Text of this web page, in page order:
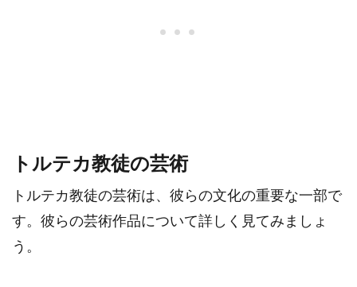
トルテカ教徒の芸術
トルテカ教徒の芸術は、彼らの文化の重要な一部で
す。彼らの芸術作品について詳しく見てみましょ
う。